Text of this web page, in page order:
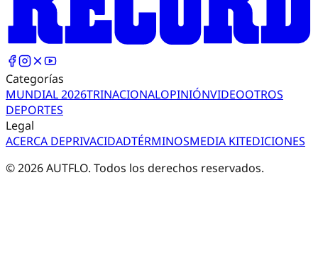
Categorías
MUNDIAL 2026TRINACIONALOPINIÓNVIDEOOTROS
DEPORTES
Legal
ACERCA DEPRIVACIDADTÉRMINOSMEDIA KITEDICIONES
©2026AUTFLO. Todos los derechos reservados.